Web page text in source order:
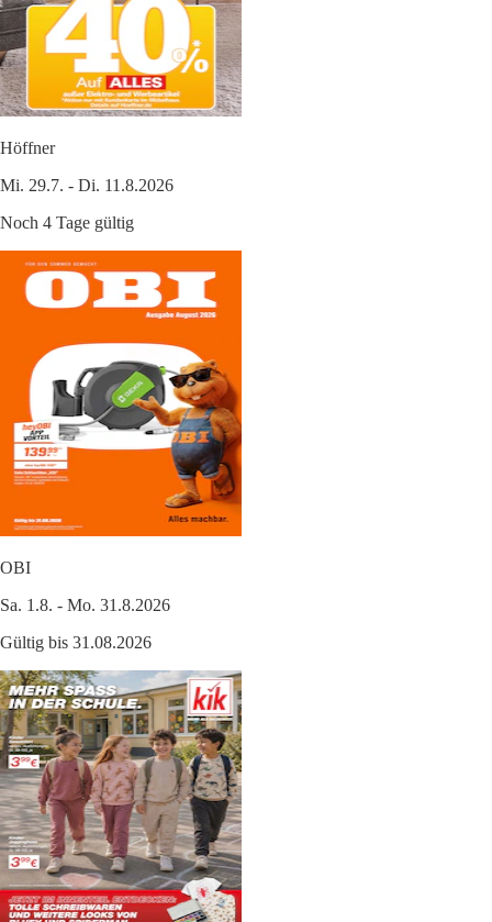
Höffner
Mi. 29.7. - Di. 11.8.2026
Noch 4 Tage gültig
OBI
Sa. 1.8. - Mo. 31.8.2026
Gültig bis 31.08.2026